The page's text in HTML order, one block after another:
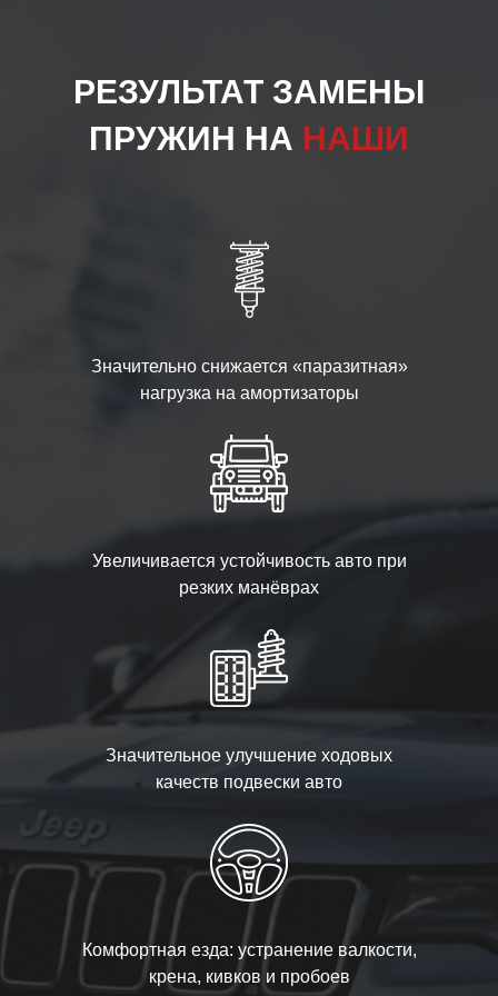
РЕЗУЛЬТАТ ЗАМЕНЫ
ПРУЖИН НА НАШИ
Значительно снижается «паразитная»
нагрузка на амортизаторы
Увеличивается устойчивость авто при
резких манёврах
Значительное улучшение ходовых
качеств подвески авто
Комфортная езда: устранение валкости,
крена, кивков и пробоев